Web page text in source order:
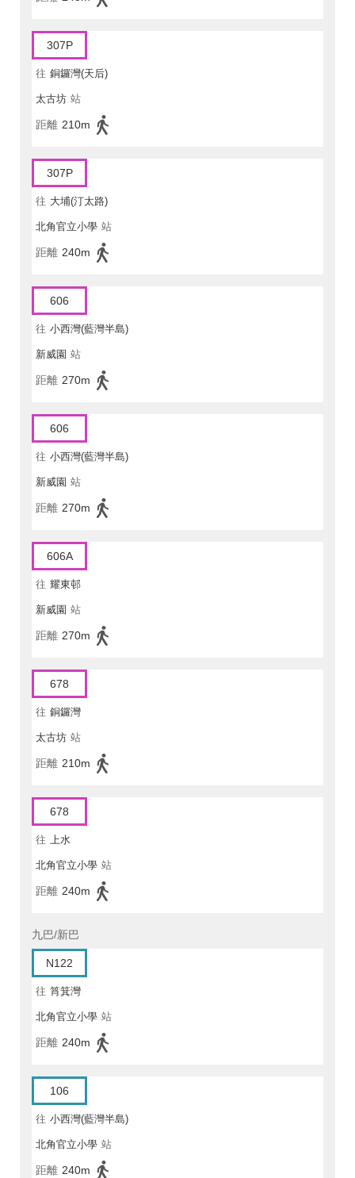
307P
往 銅鑼灣(天后)
太古坊 站
距離 210m
307P
往 大埔(汀太路)
北角官立小學 站
距離 240m
606
往 小西灣(藍灣半島)
新威園 站
距離 270m
606
往 小西灣(藍灣半島)
新威園 站
距離 270m
606A
往 耀東邨
新威園 站
距離 270m
678
往 銅鑼灣
太古坊 站
距離 210m
678
往 上水
北角官立小學 站
距離 240m
九巴/新巴
N122
往 筲箕灣
北角官立小學 站
距離 240m
106
往 小西灣(藍灣半島)
北角官立小學 站
距離 240m